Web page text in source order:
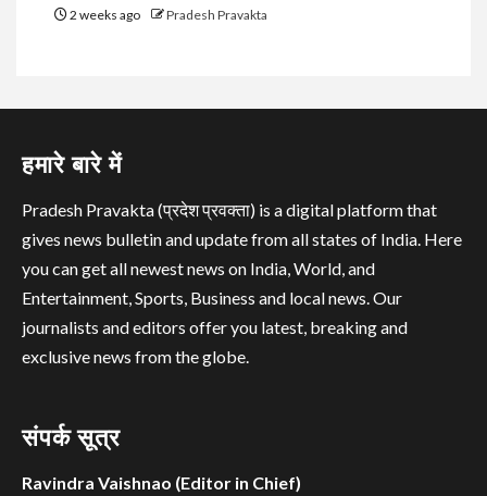
2 weeks ago Pradesh Pravakta
हमारे बारे में
Pradesh Pravakta (प्रदेश प्रवक्ता) is a digital platform that
gives news bulletin and update from all states of India. Here
you can get all newest news on India, World, and
Entertainment, Sports, Business and local news. Our
journalists and editors offer you latest, breaking and
exclusive news from the globe.
संपर्क सूत्र
Ravindra Vaishnao (Editor in Chief)